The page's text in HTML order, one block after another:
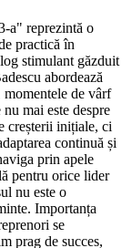
a" reprezintă o
practică în
stimulant găzduit
abordează
momentele de vârf
mai este despre
creșterii inițiale, ci
continuă și
prin apele
pentru orice lider
nu este o
Importanța
se
prag de succes,